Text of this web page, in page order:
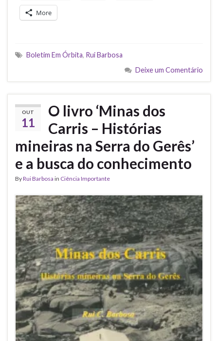
More
Boletim Em Órbita, Rui Barbosa
Deixe um Comentário
OUT
11
O livro ‘Minas dos
Carris – Histórias
mineiras na Serra do Gerês’
e a busca do conhecimento
ByRui Barbosa in Ciência Importante